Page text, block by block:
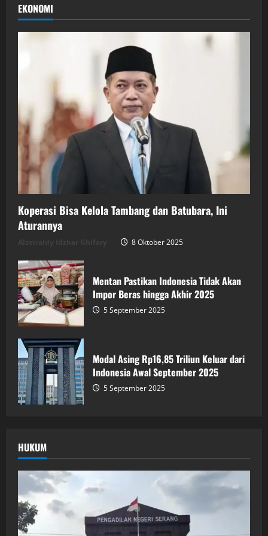
EKONOMI
Koperasi Bisa Kelola Tambang dan Batubara, Ini
Aturannya
8 Oktober 2025
Mentan Pastikan Indonesia Tidak Akan
Impor Beras hingga Akhir 2025
5 September 2025
Modal Asing Rp16,85 Triliun Keluar dari
Indonesia Awal September 2025
5 September 2025
HUKUM